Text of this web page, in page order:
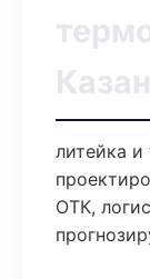
литейка
ОТК,